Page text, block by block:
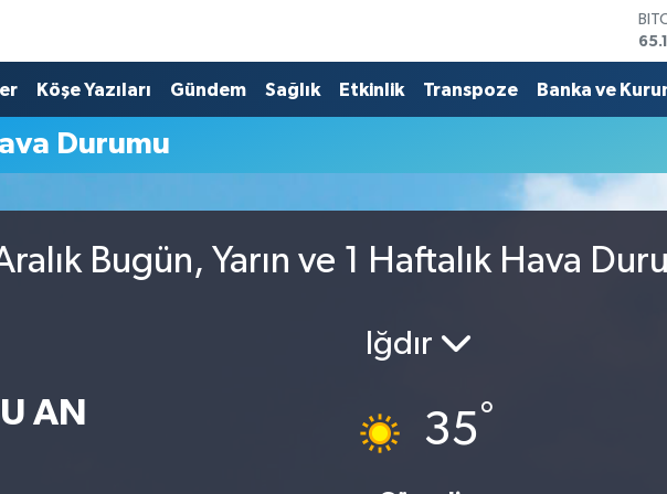
Köşe Yazıları Gündem Sağlık Etkinlik Transpoze Banka ve
Durumu
Bugün, Yarın ve 1 Haftalık Hava
AN
Iğdır
35°